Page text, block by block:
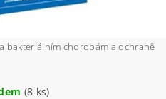
bakteriálním chorobám a ochraně
(8 ks)